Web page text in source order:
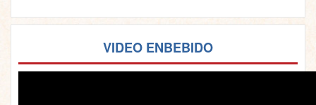
VIDEO ENBEBIDO